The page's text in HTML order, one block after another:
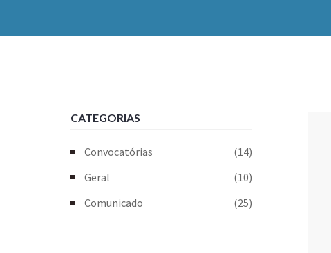
CATEGORIAS
Convocatórias
(14)
Geral
(10)
Comunicado
(25)